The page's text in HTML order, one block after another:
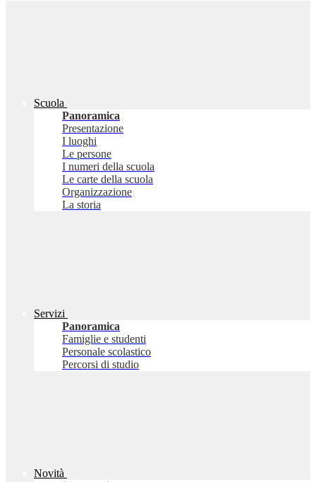
Scuola
Panoramica
Presentazione
I luoghi
Le persone
I numeri della scuola
Le carte della scuola
Organizzazione
La storia
Servizi
Panoramica
Famiglie e studenti
Personale scolastico
Percorsi di studio
Novità